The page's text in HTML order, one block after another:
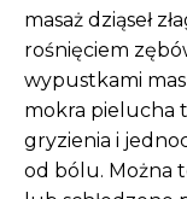
masaż dziąseł
rośnięciem
wypustkami
mokra pielucha
gryzienia i
od bólu. Można